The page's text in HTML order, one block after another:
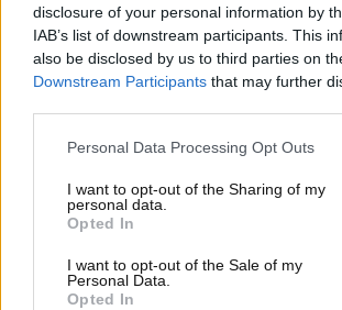
disclosure of your personal information by
IAB’s list of downstream participants. This
also be disclosed by us to third parties on
Downstream Participants that may further
Personal Data Processing Opt Outs
I want to opt-out of the Sharing of my
personal data.
Opted In
I want to opt-out of the Sale of my
Personal Data.
Opted In
Fari auto non più
grazie a questo
Con appena6 euro circa
i fanali che tenderanno a essersi
netto risparmio, quindi, rispetto alla